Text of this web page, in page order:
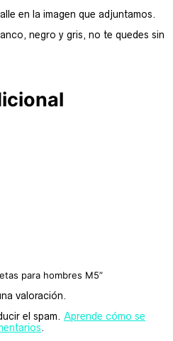
en la imagen que adjuntamos.
negro y gris, no te quedes sin
para hombres M5”
valoración.
el spam. Aprende cómo se
.